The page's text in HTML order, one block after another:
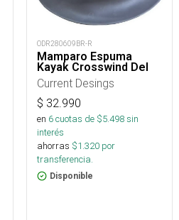
ODR280609BR-R
Mamparo Espuma
Kayak Crosswind Del
Current Desings
$ 32.990
en 6cuotas de $5.498sin
interés
ahorras $1.320 por
transferencia.
Disponible